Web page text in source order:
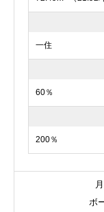
一住
60％
200％
ボ